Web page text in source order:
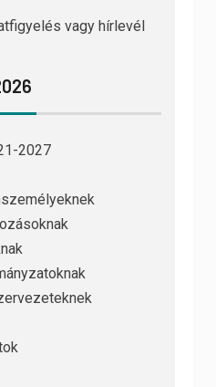
vagy hírlevél
2027